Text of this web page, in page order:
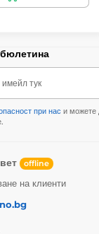
тук
при нас и можете
offline
на клиенти